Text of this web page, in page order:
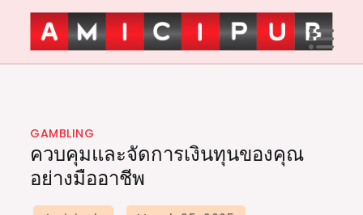
contentAmici Pub
GAMBLING
ควบคุมและจัดการเงินทุนของคุณ
อย่างมืออาชีพ